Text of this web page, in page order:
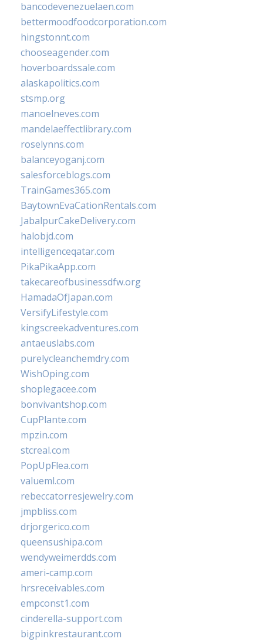
bancodevenezuelaen.com
bettermoodfoodcorporation.com
hingstonnt.com
chooseagender.com
hoverboardssale.com
alaskapolitics.com
stsmp.org
manoelneves.com
mandelaeffectlibrary.com
roselynns.com
balanceyoganj.com
salesforceblogs.com
TrainGames365.com
BaytownEvaCationRentals.com
JabalpurCakeDelivery.com
halobjd.com
intelligenceqatar.com
PikaPikaApp.com
takecareofbusinessdfw.org
HamadaOfJapan.com
VersifyLifestyle.com
kingscreekadventures.com
antaeuslabs.com
purelycleanchemdry.com
WishOping.com
shoplegacee.com
bonvivantshop.com
CupPlante.com
mpzin.com
stcreal.com
PopUpFlea.com
valueml.com
rebeccatorresjewelry.com
jmpbliss.com
drjorgerico.com
queensushipa.com
wendyweimerdds.com
ameri-camp.com
hrsreceivables.com
empconst1.com
cinderella-support.com
bigpinkrestaurant.com